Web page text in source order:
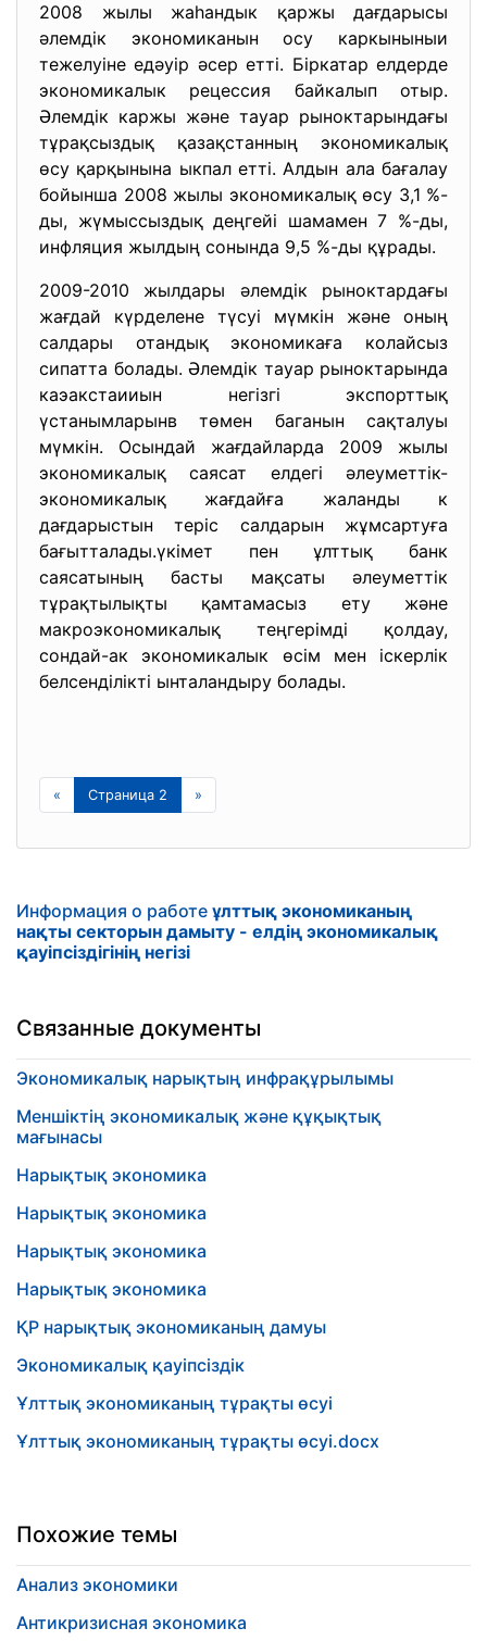
2008 жылы жаһандык қаржы дағдарысы
әлемдік экономиканын осу каркыныныи
тежелуіне едәуір әсер етті. Біркатар елдерде
экономикалык рецессия байкалып отыр.
Әлемдік каржы және тауар рыноктарындағы
тұрақсыздық қазақстанның экономикалық
өсу қарқынына ыкпал етті. Алдын ала бағалау
бойынша 2008 жылы экономикалық өсу 3,1 %-
ды, жүмыссыздық деңгейі шамамен 7 %-ды,
инфляция жылдың сонында 9,5 %-ды құрады.
2009-2010 жылдары әлемдік рыноктардағы
жағдай күрделене түсуі мүмкін және оның
салдары отандық экономикаға колайсыз
сипатта болады. Әлемдік тауар рыноктарында
каэакстаииын негізгі экспорттық
үстанымларынв төмен баганын сақталуы
мүмкін. Осындай жағдайларда 2009 жылы
экономикалық саясат елдегі әлеуметтік-
экономикалық жағдайға жаланды к
дағдарыстын теріс салдарын жұмсартуға
бағытталады.үкімет пен ұлттық банк
саясатының басты мақсаты әлеуметтік
тұрақтылықты қамтамасыз ету және
макроэкономикалық теңгерімді қолдау,
сондай-ак экономикалык өсім мен іскерлік
белсенділікті ынталандыру болады.
« Страница 2 »
Информация о работе ұлттық экономиканың
нақты секторын дамыту - елдің экономикалық
қауіпсіздігінің негізі
Связанные документы
Экономикалық нарықтың инфрақұрылымы
Меншіктің экономикалық және құқықтық
мағынасы
Нарықтық экономика
Нарықтық экономика
Нарықтық экономика
Нарықтық экономика
ҚР нарықтық экономиканың дамуы
Экономикалық қауіпсіздік
Ұлттық экономиканың тұрақты өсуі
Ұлттық экономиканың тұрақты өсуі.docx
Похожие темы
Анализ экономики
Антикризисная экономика